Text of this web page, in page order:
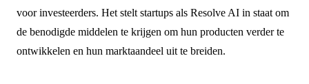
voor investeerders. Het stelt startups als Resolve AI in staat om
de benodigde middelen te krijgen om hun producten verder te
ontwikkelen en hun marktaandeel uit te breiden.